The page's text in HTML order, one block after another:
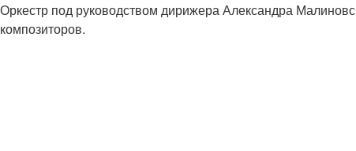
Оркестр под руководством дирижера Александра
композиторов.